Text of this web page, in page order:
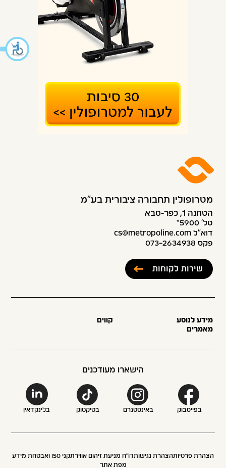
מטרופולין תחבורה ציבורית בע״מ
הטחנה 1, כפר-סבא
טל׳ 5900*
דוא”ל cs@metropoline.com
פקס 073-2634938
שירות לקוחות
מידע לנוסע
קווים
מאמרים
הישארו מעודכנים
בפייסבוק באינסטגרם בטיקטוק בלינקדאין
הצהרת פרטיותהצהרת נגישותדו״ח מניעת זיהום אווירתקני ISO ואבטחת מידע
מפת אתר